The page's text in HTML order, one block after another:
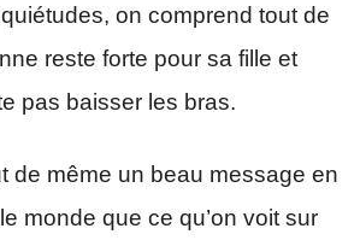
on comprend tout de
reste forte pour sa fille et
pas baisser les bras.
de même un beau message en
monde que ce qu’on voit sur